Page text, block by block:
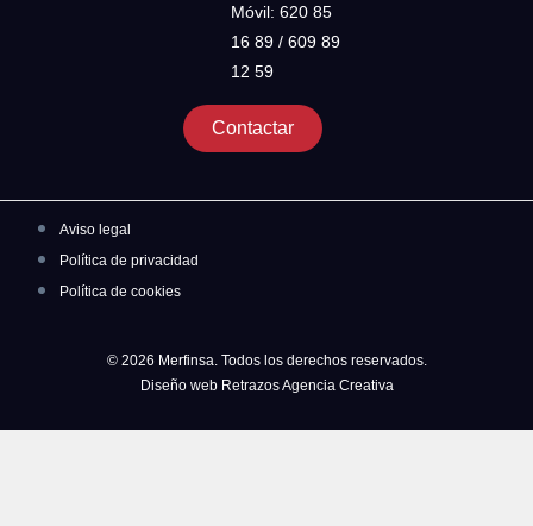
Móvil: 620 85
16 89 / 609 89
12 59
Contactar
Aviso legal
Política de privacidad
Política de cookies
© 2026 Merfinsa. Todos los derechos reservados.
Diseño web Retrazos Agencia Creativa